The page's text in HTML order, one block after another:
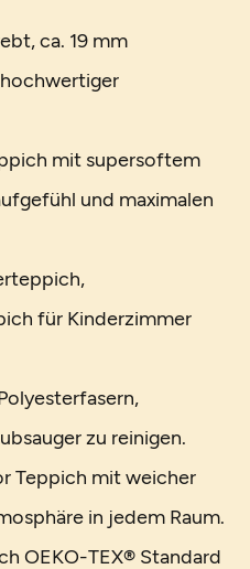
ca. 19 mm
mit supersoftem
und maximalen
für Kinderzimmer
zu reinigen.
Teppich mit weicher
in jedem Raum.
OEKO-TEX® Standard